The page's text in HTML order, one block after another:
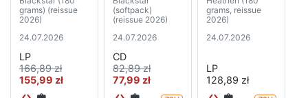
grams) (reissue
2026)
24.07.2026
LP
166,89 zł
155,99 zł
(softpack)
(reissue 2026)
24.07.2026
CD
82,89 zł
77,99 zł
grams, reissue
2026)
24.07.2026
LP
128,89 zł